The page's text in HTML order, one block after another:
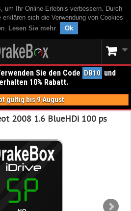
um Ihr Online-Erlebnis verbessern. Durch
sich die Verwendung von Cookies
Lesen Sie mehr. Ok
Sie den Code DB10 und
erhalten 10% Rabatt.
gültig bis 9 August
2008 1.6 BlueHDi 100 ps